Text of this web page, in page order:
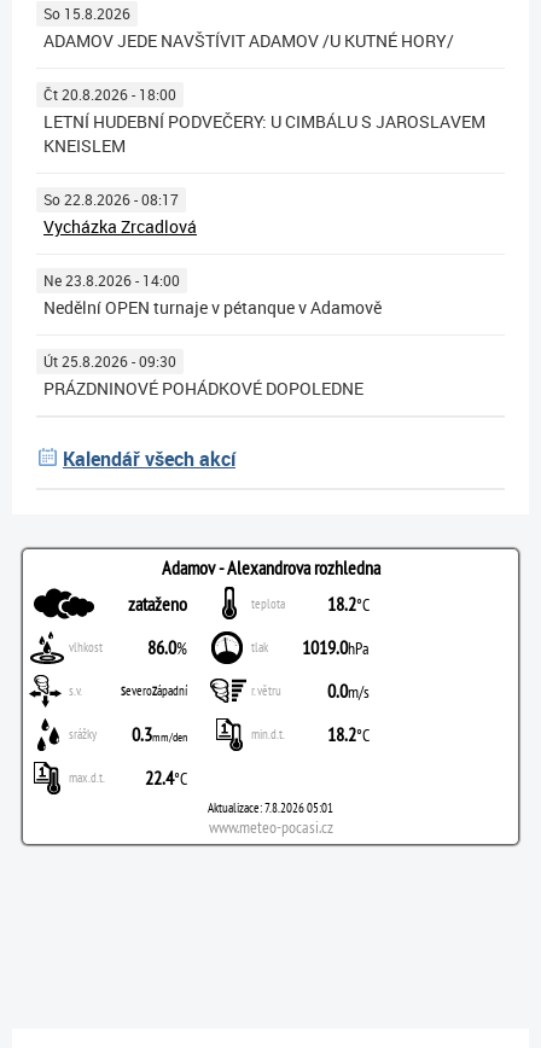
So 15.8.2026
ADAMOV JEDE NAVŠTÍVIT ADAMOV /U KUTNÉ HORY/
Čt 20.8.2026 - 18:00
LETNÍ HUDEBNÍ PODVEČERY: U CIMBÁLU S JAROSLAVEM
KNEISLEM
So 22.8.2026 - 08:17
Vycházka Zrcadlová
Ne 23.8.2026 - 14:00
Nedělní OPEN turnaje v pétanque v Adamově
Út 25.8.2026 - 09:30
PRÁZDNINOVÉ POHÁDKOVÉ DOPOLEDNE
Kalendář všech akcí